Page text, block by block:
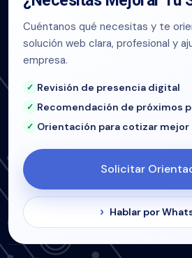
Cuéntanos qué necesitas y te
solución web clara, profesional y
empresa.
Revisión de presencia digital
Recomendación de próximos
Orientación para cotizar mejor
Solicitar
Hablar por